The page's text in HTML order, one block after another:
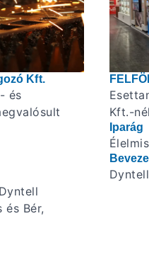
Kft.
és
és Bér,
Kft.-
Iparág